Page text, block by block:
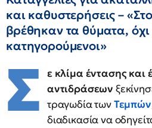
και καθυστερήσεις –
βρέθηκαν τα θύματα, όχι
κατηγορούμενοι»
Σ ε κλίμα έντασης και
αντιδράσεων
τραγωδία τωνΤεμπών
διαδικασία να